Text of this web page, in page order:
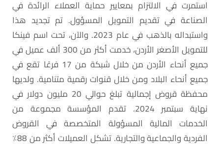
استمرت في الالتزام بمعايير حماية العملاء الرائدة في
الصناعة في تقديم التمويل المسؤول. تم تجديد هذا
واستبداله بالذهب في عام 2023. والآن، تحت اسم فينكا
للتمويل الأصغر الأردن، خدمت أكثر من 300 ألف عميل في
جميع أنحاء الأردن من خلال شبكة من 17 فرعًا تقع في
جميع أنحاء البلاد ومن خلال قنوات رقمية متنامية. ولديها
محفظة قروض إجمالية تبلغ حوالي 20 مليون دولار في
نهاية سبتمبر 2024. تقدم المؤسسة مجموعة من
الخدمات المالية المسؤولة المتخصصة في القروض
الفردية والجماعية والتجارية. تشكل العميلات أكثر من 88٪